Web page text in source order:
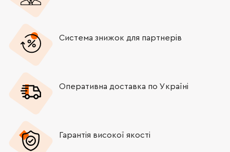
F000616053
2600703013
F000611036 511.40 Грн - +
Система знижок для партнерів
Оперативна доставка по Україні
Гарантія високої якості